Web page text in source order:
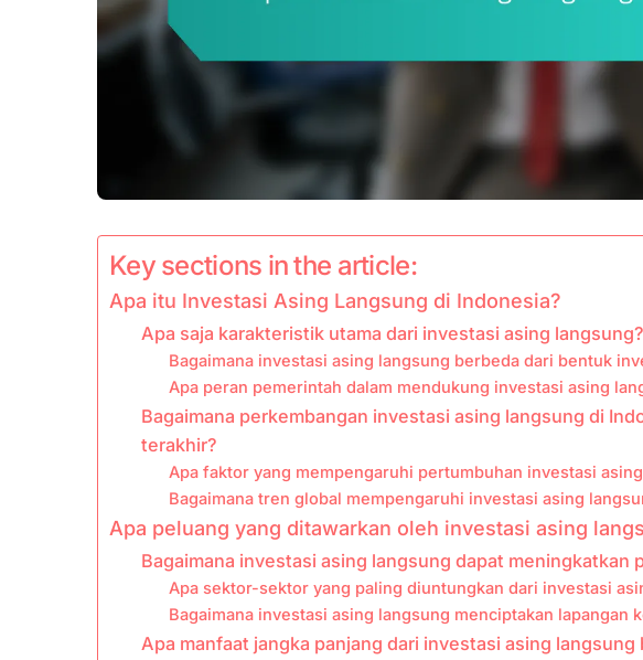
Key sections in the article:
Apa itu Investasi Asing Langsung di Indonesia?
Apa saja karakteristik utama dari investasi asing langsung?
Bagaimana investasi asing langsung berbeda dari bentuk
Apa peran pemerintah dalam mendukung investasi asing
Bagaimana perkembangan investasi asing langsung di
terakhir?
Apa faktor yang mempengaruhi pertumbuhan investasi
Bagaimana tren global mempengaruhi investasi asing
Apa peluang yang ditawarkan oleh investasi asing
Bagaimana investasi asing langsung dapat meningkatkan
Apa sektor-sektor yang paling diuntungkan dari investasi
Bagaimana investasi asing langsung menciptakan lapangan
Apa manfaat jangka panjang dari investasi asing langsung